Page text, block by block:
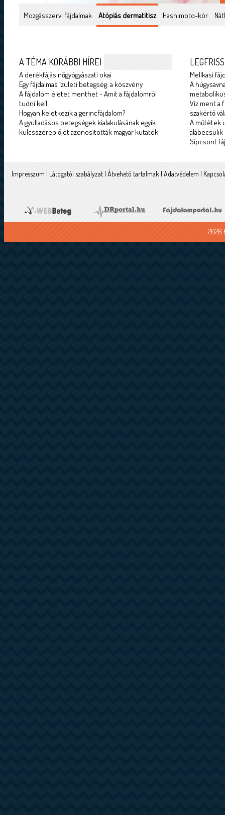
Mozgásszervi fájdalmak Atópiás dermatitisz Hashimoto-kór
A TÉMA KORÁBBI HÍREI
A derékfájás nőgyógyászati okai
Egy fájdalmas ízületi betegség: a köszvény
A fájdalom életet menthet - Amit a fájdalomról
tudni kell
Hogyan keletkezik a gerincfájdalom?
A gyulladásos betegségek kialakulásának egyik
kulcsszereplőjét azonosították magyar kutatók
Mellkasi
A
Víz ment a
szakértő
A műtétek
alábecsülik
Sípcsont
Impresszum | Látogatói szabályzat | Átvehető tartalmak | Adatvédelem |
2026